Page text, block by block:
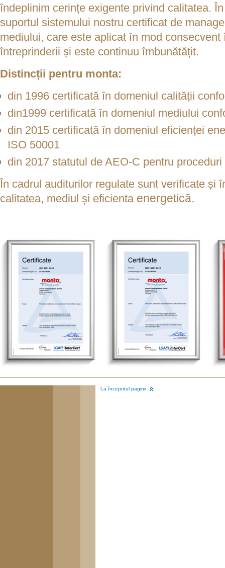
îndeplinim cerințe exigente privind calitatea.
suportul sistemului nostru certificat de
mediului, care este aplicat în mod consecvent
întreprinderii și este continuu îmbunătățit.
Distincții pentru monta:
din 1996 certificată în domeniul calității
din1999 certificată în domeniul mediului
din 2015 certificată în domeniul eficienței
ISO 50001
din 2017 statutul de AEO-C pentru
În cadrul auditurilor regulate sunt verificate și
calitatea, mediul și eficienta energetică.
La începutul paginii